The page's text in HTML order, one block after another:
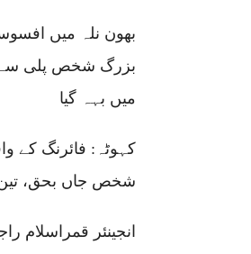
بھون نلہ میں
بزرگ شخص پلی سے
میں بہہ گیا
کہوٹہ: فائرنگ کے
شخص جاں بحق،
انجینئر قمراسلام